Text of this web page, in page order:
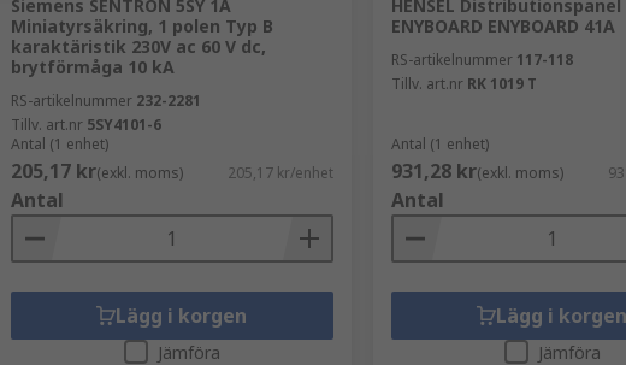
Siemens SENTRON 5SY 1A
Miniatyrsäkring, 1 polen Typ B
karaktäristik 230V ac 60 V dc,
brytförmåga 10 kA
RS-artikelnummer 232-2281
Tillv. art.nr 5SY4101-6
Antal (1 enhet)
205,17 kr(exkl. moms) 205,17 kr/enhet
Antal
Lägg i korgen
Jämföra
HENSEL Distributionspanel
ENYBOARD ENYBOARD 41A
RS-artikelnummer 117-118
Tillv. art.nr RK 1019 T
Antal (1 enhet)
931,28 kr(exkl. moms)
Antal
Lägg i korgen
Jämföra